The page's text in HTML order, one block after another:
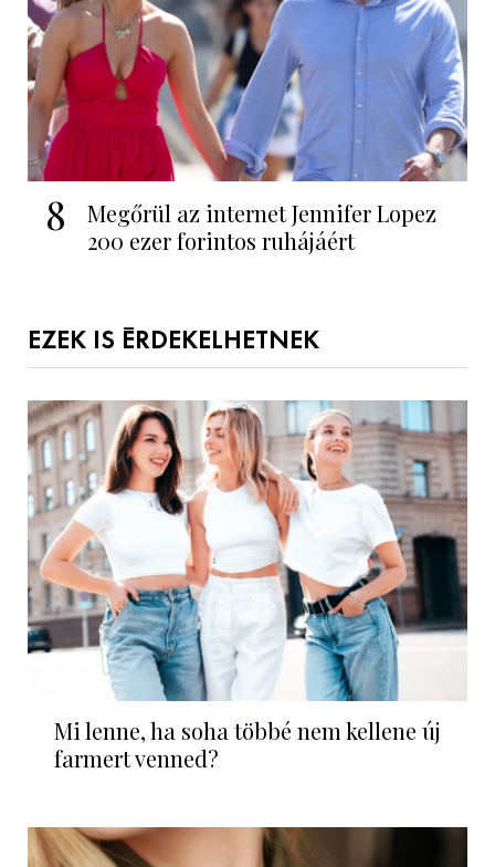
8
Megőrül az internet Jennifer Lopez
200 ezer forintos ruhájáért
EZEK IS ÉRDEKELHETNEK
Mi lenne, ha soha többé nem kellene új
farmert venned?